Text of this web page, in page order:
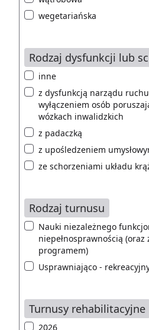
wegetariańska
Rodzaj dysfunkcji lub
inne
z dysfunkcją narządu
wyłączeniem osób
wózkach inwalidzkich
z padaczką
z upośledzeniem
ze schorzeniami układu
Rodzaj turnusu
Nauki niezależnego
niepełnosprawnością (oraz
programem)
Usprawniająco -
Turnusy rehabilitacyjne
2026